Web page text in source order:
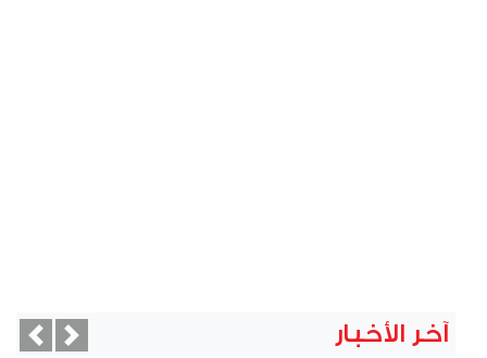
آخر الأخبار Next